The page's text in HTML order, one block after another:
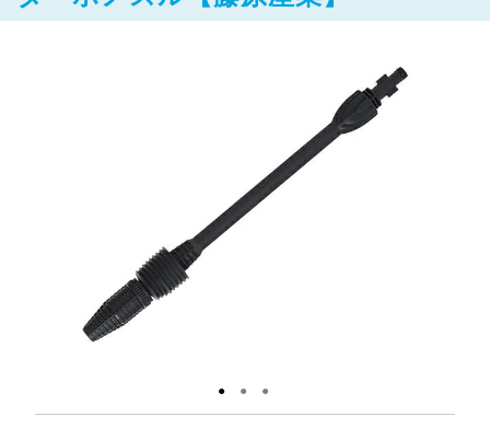
● ● ●